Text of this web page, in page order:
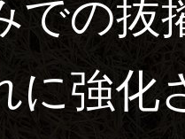
での抜
に強化